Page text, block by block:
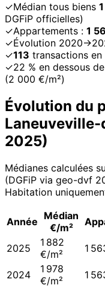
✓Médian tous biens
DGFiP officielles)
✓Appartements : 1
✓Évolution
✓113 transactions en
✓22 % en dessous
(2 000 €/m²)
Évolution du
2025)
Médianes calculées
(DGFiP via geo-dvf
Habitation
Année Médian
€/m²
2025
1 882
€/m²
1
2024
1 978
€/m²
1